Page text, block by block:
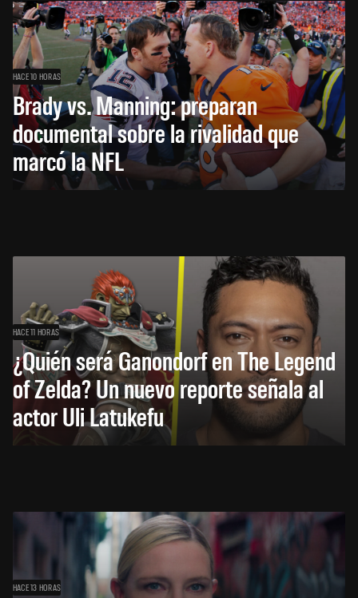
HACE 10 HORAS
Brady vs. Manning: preparan
documental sobre la rivalidad que
marcó la NFL
HACE 11 HORAS
¿Quién será Ganondorf en The Legend
of Zelda? Un nuevo reporte señala al
actor Uli Latukefu
HACE 13 HORAS